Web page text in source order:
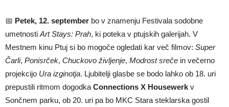
📅 Petek, 12. september bo v znamenju Festivala sodobne
umetnosti Art Stays: Prah, ki poteka v ptujskih galerijah. V
Mestnem kinu Ptuj si bo mogoče ogledati kar več filmov: Super
Čarli, Ponisrček, Chuckovo življenje, Modrost sreče in večerno
projekcijo Ura izginotja. Ljubitelji glasbe se bodo lahko ob 18. uri
prepustili ritmom dogodka Connections X Housewerk v
Sončnem parku, ob 20. uri pa bo MKC Stara steklarska gostil